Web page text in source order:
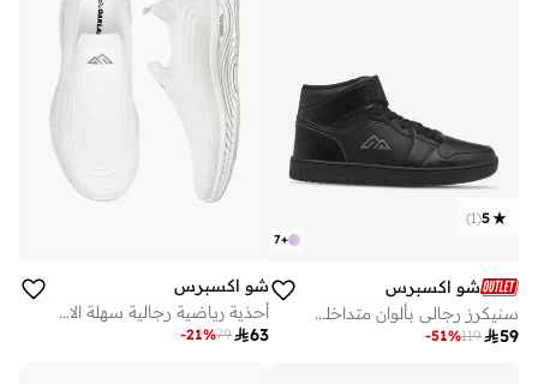
+
7
5
(
1
)
شو اكسبرس
سنيكرز رجالي بألوان متداخلة ورباط
59
119
-51%
شو اكسبرس
أحذية رياضية رجالية سهلة الارتداء
63
79
-21%